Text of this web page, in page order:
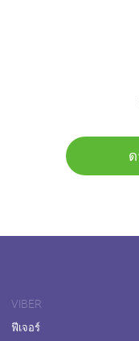
VIBER
ฟีเจอร์